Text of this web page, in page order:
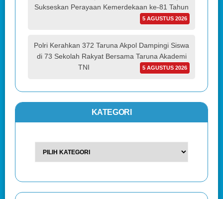
Sukseskan Perayaan Kemerdekaan ke-81 Tahun
5 AGUSTUS 2026
Polri Kerahkan 372 Taruna Akpol Dampingi Siswa
di 73 Sekolah Rakyat Bersama Taruna Akademi
TNI
5 AGUSTUS 2026
KATEGORI